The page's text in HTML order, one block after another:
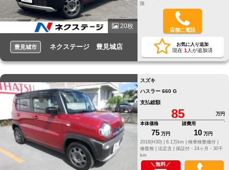
20枚
豊見城市 ネクステージ 豊見城店
限
店舗に電話
お気に入り追加
現在 1 人が追加済
スズキ
ハスラー 660 G
支払総額
85
万円
本体価格
75 万円
諸費用
10 万円
2018(H30) |
6.1万km |
検車検整備付 |
修復無 | 法定含 | 保証付・24ヶ月・30千
km
＼無料／